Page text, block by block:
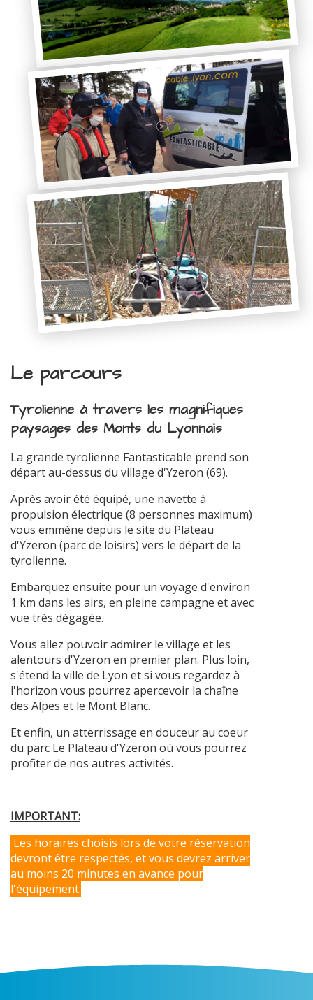
Le parcours
Tyrolienne à travers les magnifiques
paysages des Monts du Lyonnais
La grande tyrolienne Fantasticable prend son
départ au-dessus du village d'Yzeron (69).
Après avoir été équipé, une navette à
propulsion électrique (8 personnes maximum)
vous emmène depuis le site du Plateau
d'Yzeron (parc de loisirs) vers le départ de la
tyrolienne.
Embarquez ensuite pour un voyage d'environ
1 km dans les airs, en pleine campagne et avec
vue très dégagée.
Vous allez pouvoir admirer le village et les
alentours d'Yzeron en premier plan. Plus loin,
s'étend la ville de Lyon et si vous regardez à
l'horizon vous pourrez apercevoir la chaîne
des Alpes et le Mont Blanc.
Et enfin, un atterrissage en douceur au coeur
du parc Le Plateau d'Yzeron où vous pourrez
profiter de nos autres activités.
IMPORTANT:
Les horaires choisis lors de votre réservation
devront être respectés, et vous devrez arriver
au moins 20 minutes en avance pour
l'équipement.